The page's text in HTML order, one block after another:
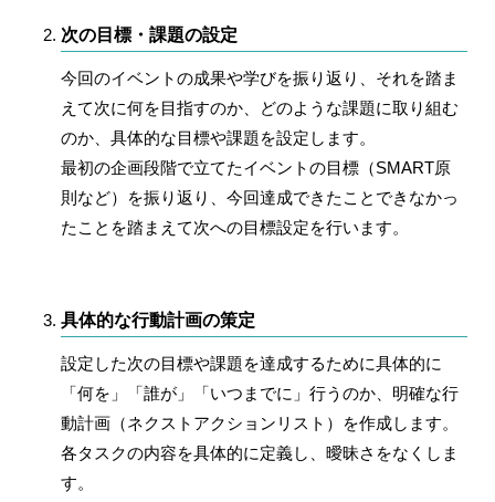
次の目標・課題の設定
今回のイベントの成果や学びを振り返り、それを踏ま
えて次に何を目指すのか、どのような課題に取り組む
のか、具体的な目標や課題を設定します。
最初の企画段階で立てたイベントの目標（SMART原
則など）を振り返り、今回達成できたことできなかっ
たことを踏まえて次への目標設定を行います。
具体的な行動計画の策定
設定した次の目標や課題を達成するために具体的に
「何を」「誰が」「いつまでに」行うのか、明確な行
動計画（ネクストアクションリスト）を作成します。
各タスクの内容を具体的に定義し、曖昧さをなくしま
す。